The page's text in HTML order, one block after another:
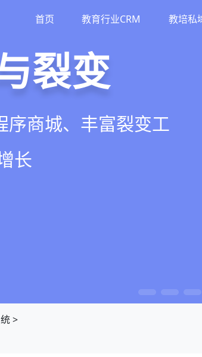
首页 教育行业CRM 教培私
引流、转化、教学到
增长引擎
斗
跟单、试听转化分
队
运营
服务流程、智能续
期价值
裂变
序商城、丰富裂变工
长
>